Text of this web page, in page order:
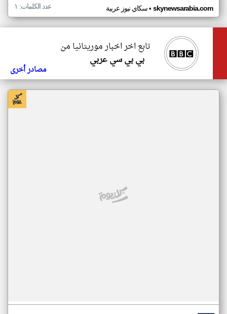
سكاي نيوز عربية• skynewsarabia.com عدد الكلمات: ١
تابع اخر اخبار موريتانيا من
بي بي سي عربي
مصادر أخرى